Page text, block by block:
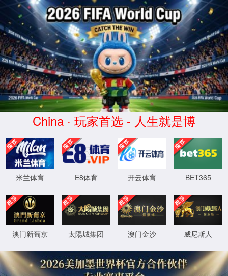
WTS-WAF拦截详情
出现该页面的原因:
1.你的请求是黑客攻击
2.你的请求合法但触发了安全规则,请提交问题反馈
XML 地图